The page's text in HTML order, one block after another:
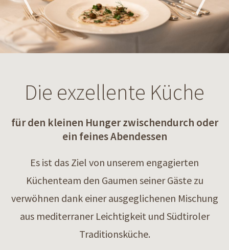
Die exzellente Küche
für den kleinen Hunger zwischendurch oder
ein feines Abendessen
Es ist das Ziel von unserem engagierten
Küchenteam den Gaumen seiner Gäste zu
verwöhnen dank einer ausgeglichenen Mischung
aus mediterraner Leichtigkeit und Südtiroler
Traditionsküche.